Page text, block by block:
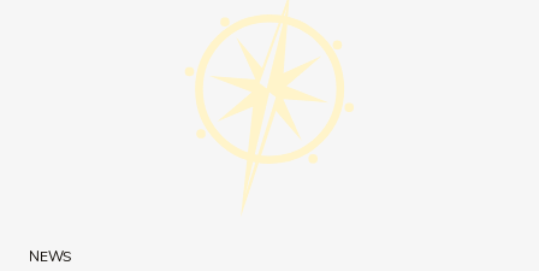
NEWS